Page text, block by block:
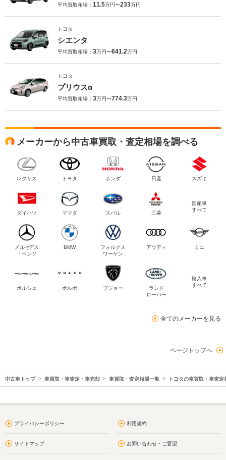
平均買取相場： 11.5万円〜233万円
トヨタ
シエンタ
平均買取相場： 3万円〜641.2万円
トヨタ
プリウスα
平均買取相場： 3万円〜774.3万円
メーカーから中古車買取・査定相場を調べる
レクサス トヨタ ホンダ 日産 スズキ
ダイハツ マツダ スバル 三菱
国産車
すべて
メルセデス
・ベンツ
BMW
フォルクス
ワーゲン
アウディ ミニ
ポルシェ ボルボ プジョー
ランド
ローバー
輸入車
すべて
全てのメーカーを見る
ページトップへ
中古車トップ 車買取・車査定・車売却 車買取・査定相場一覧 トヨタの車買取・車査定
プライバシーポリシー 利用規約
サイトマップ お問い合わせ・ご要望